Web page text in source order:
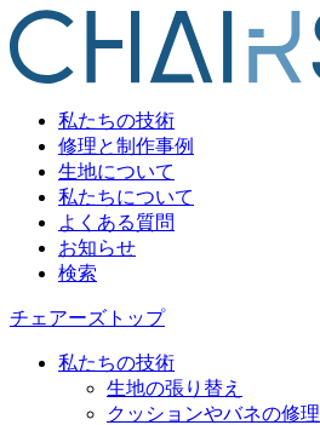
私たちの技術
修理と制作事例
生地について
私たちについて
よくある質問
お知らせ
検索
チェアーズトップ
私たちの技術
生地の張り替え
クッションやバネの修理